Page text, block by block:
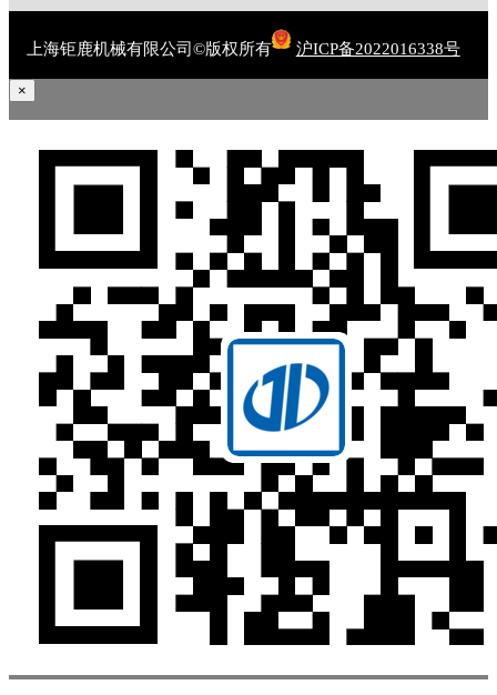
上海钜鹿机械有限公司©版权所有 沪ICP备2022016338号
×